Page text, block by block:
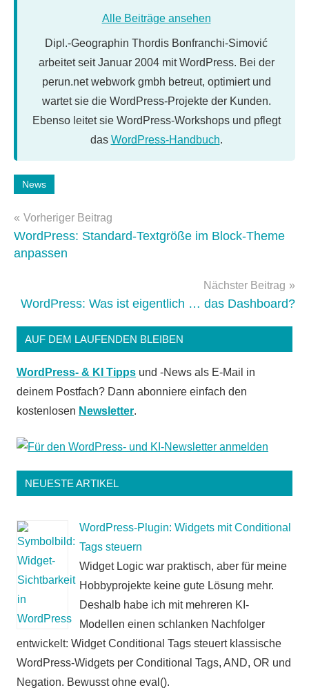
Alle Beiträge ansehen
Dipl.-Geographin Thordis Bonfranchi-Simović
arbeitet seit Januar 2004 mit WordPress. Bei der
perun.net webwork gmbh betreut, optimiert und
wartet sie die WordPress-Projekte der Kunden.
Ebenso leitet sie WordPress-Workshops und pflegt
das WordPress-Handbuch.
Schlagwörter:
WordPress-
Plugins
News
Beitragsnavigation
Vorheriger Beitrag
WordPress: Standard-Textgröße im Block-Theme
anpassen
Nächster Beitrag
WordPress: Was ist eigentlich … das Dashboard?
AUF DEM LAUFENDEN BLEIBEN
WordPress- & KI Tipps und -News als E-Mail in
deinem Postfach? Dann abonniere einfach den
kostenlosen Newsletter.
NEUESTE ARTIKEL
WordPress-Plugin: Widgets mit Conditional
Tags steuern
Widget Logic war praktisch, aber für meine
Hobbyprojekte keine gute Lösung mehr.
Deshalb habe ich mit mehreren KI-
Modellen einen schlanken Nachfolger
entwickelt: Widget Conditional Tags steuert klassische
WordPress-Widgets per Conditional Tags, AND, OR und
Negation. Bewusst ohne eval().